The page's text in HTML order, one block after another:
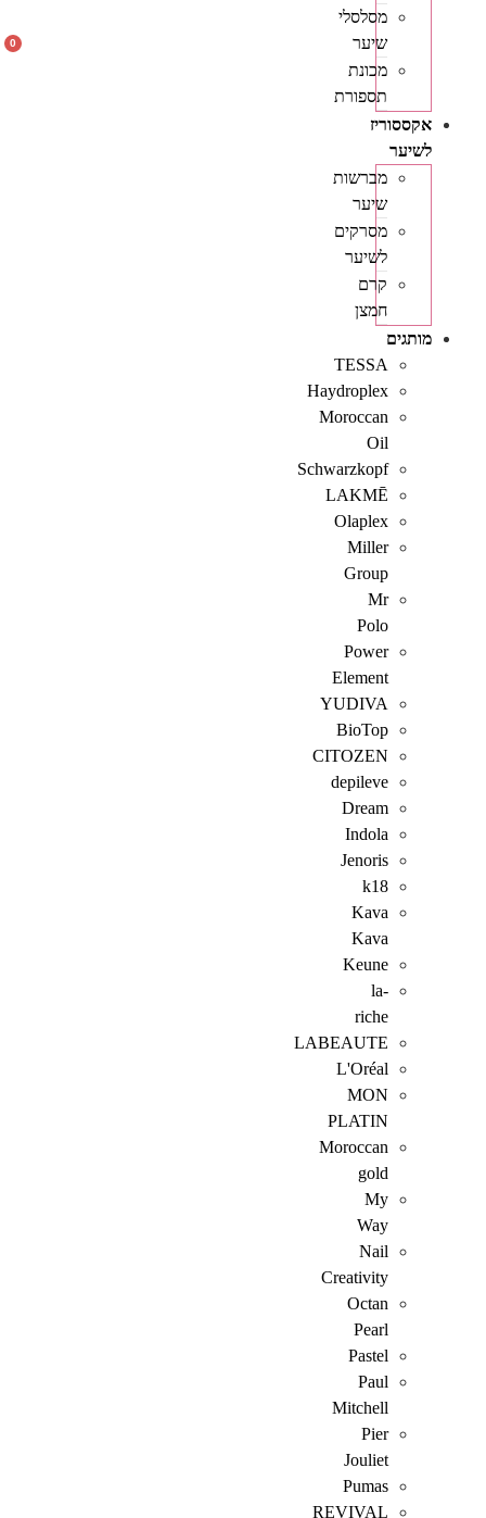
מסלסלי
שיער
מכונת
תספורת
אקססוריז
לשיער
מברשות
שיער
מסרקים
לשיער
קרם
חמצן
מותגים
TESSA
Haydroplex
Moroccan
Oil
Schwarzkopf
LAKMĒ
Olaplex
Miller
Group
Mr
Polo
Power
Element
YUDIVA
BioTop
CITOZEN
depileve
Dream
Indola
Jenoris
k18
Kava
Kava
Keune
la-
riche
LABEAUTE
L'Oréal
MON
PLATIN
Moroccan
gold
My
Way
Nail
Creativity
Octan
Pearl
Pastel
Paul
Mitchell
Pier
Jouliet
Pumas
REVIVAL
0